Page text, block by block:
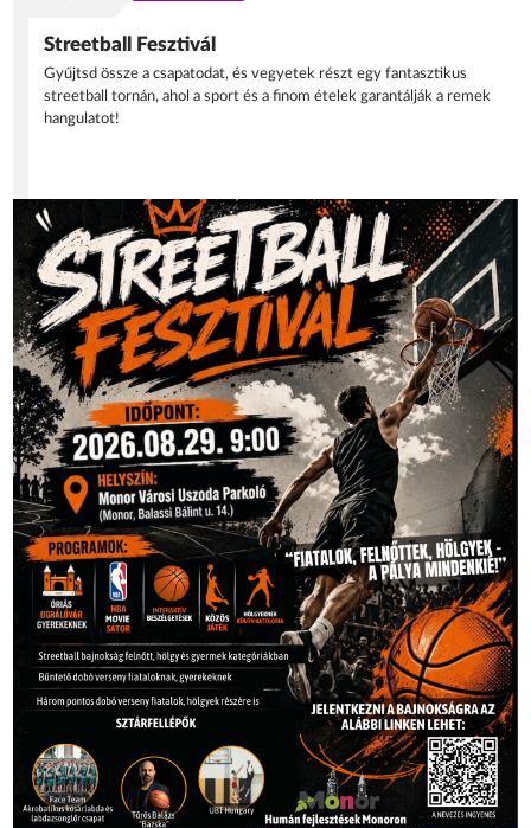
Streetball Fesztivál
Gyűjtsd össze a csapatodat, és vegyetek részt egy fantasztikus
streetball tornán, ahol a sport és a finom ételek garantálják a remek
hangulatot!